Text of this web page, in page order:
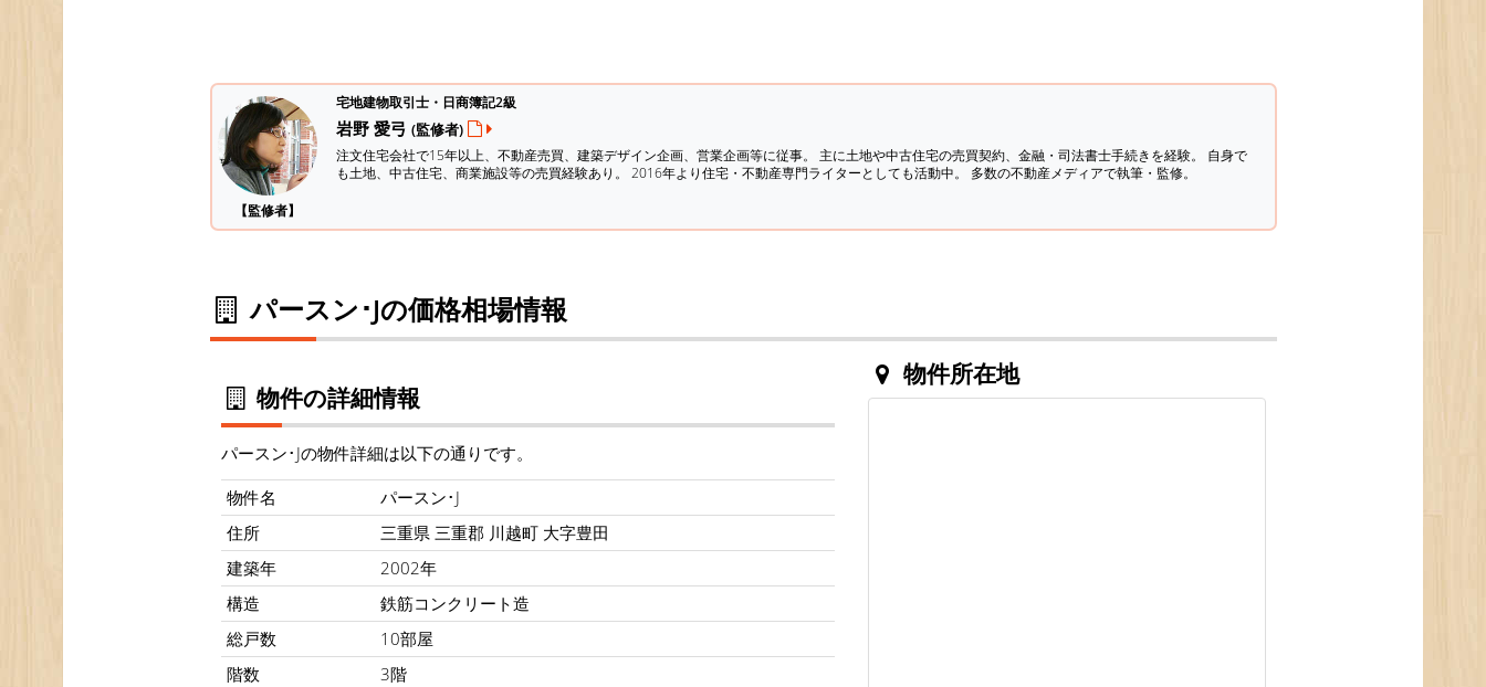
【監修者】
宅地建物取引士・日商簿記2級
岩野 愛弓 (監修者)
注文住宅会社で15年以上、不動産売買、建築デザイン企画、営業企画等に従事。 主に土地や中古住宅の売買契約、金融・司法書士手続きを経験。 自身で
も土地、中古住宅、商業施設等の売買経験あり。 2016年より住宅・不動産専門ライターとしても活動中。 多数の不動産メディアで執筆・監修。
パースン･Jの価格相場情報
物件の詳細情報
パースン･Jの物件詳細は以下の通りです。
物件名
パースン･J
住所
三重県 三重郡 川越町 大字豊田
建築年
2002年
構造
鉄筋コンクリート造
総戸数
10部屋
階数
3階
物件所在地